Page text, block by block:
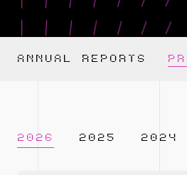
ANNUAL REPORTS
2026 2025 2024